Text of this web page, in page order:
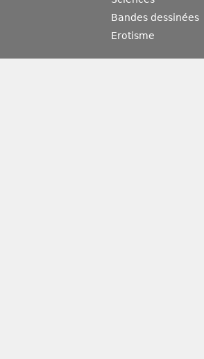
Bandes dessinées
Erotisme